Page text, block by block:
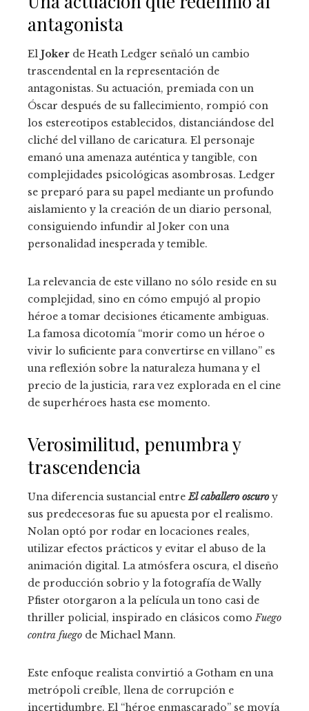
antagonista
El Joker de Heath Ledger señaló un cambio
trascendental en la representación de
antagonistas. Su actuación, premiada con un
Óscar después de su fallecimiento, rompió con
los estereotipos establecidos, distanciándose del
cliché del villano de caricatura. El personaje
emanó una amenaza auténtica y tangible, con
complejidades psicológicas asombrosas. Ledger
se preparó para su papel mediante un profundo
aislamiento y la creación de un diario personal,
consiguiendo infundir al Joker con una
personalidad inesperada y temible.
La relevancia de este villano no sólo reside en su
complejidad, sino en cómo empujó al propio
héroe a tomar decisiones éticamente ambiguas.
La famosa dicotomía “morir como un héroe o
vivir lo suficiente para convertirse en villano” es
una reflexión sobre la naturaleza humana y el
precio de la justicia, rara vez explorada en el cine
de superhéroes hasta ese momento.
Verosimilitud, penumbra y
trascendencia
Una diferencia sustancial entreEl caballero oscuro y
sus predecesoras fue su apuesta por el realismo.
Nolan optó por rodar en locaciones reales,
utilizar efectos prácticos y evitar el abuso de la
animación digital. La atmósfera oscura, el diseño
de producción sobrio y la fotografía de Wally
Pfister otorgaron a la película un tono casi de
thriller policial, inspirado en clásicos comoFuego
contra fuego de Michael Mann.
Este enfoque realista convirtió a Gotham en una
metrópoli creíble, llena de corrupción e
incertidumbre. El “héroe enmascarado” se movía